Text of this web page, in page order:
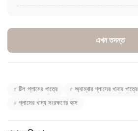
এখন তদন্ত
# টিল গ্লাসের পাত্রে # অ্যাম্বার গ্লাসের খাবার পাত্রে
# গ্লাসের খাদ্য সংরক্ষণের বাক্স